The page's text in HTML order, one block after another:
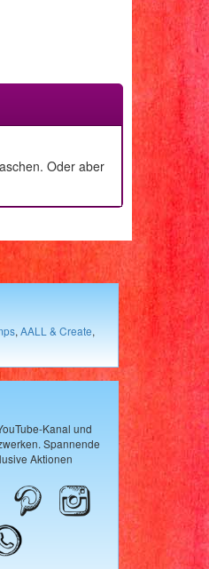
Oder aber
, AALL & Create,
Kanal und
Spannende
Aktionen